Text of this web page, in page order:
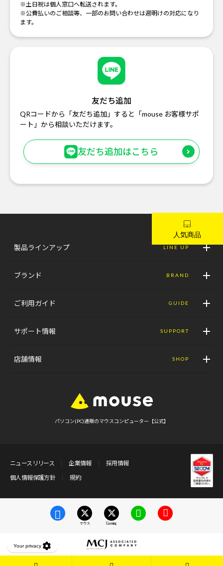
※土日祝は個人窓口へ転送されます。
※公費払いのご相談等、一部のお問い合わせは週明けの対応になり
ます。
友だち追加
QRコードから「友だち追加」すると「mouse お客様サポ
ート」から相談いただけます。
友だち追加はこちら
製品ラインアップ LINE UP
ブランド BRAND
ご利用ガイド GUIDE
サポート情報 SUPPORT
店舗情報 SHOP
パソコン(PC)通販のマウスコンピューター【公式】
ニュースリリース 企業情報
採用情報
個人情報保護方針
規約
マウス Gaming